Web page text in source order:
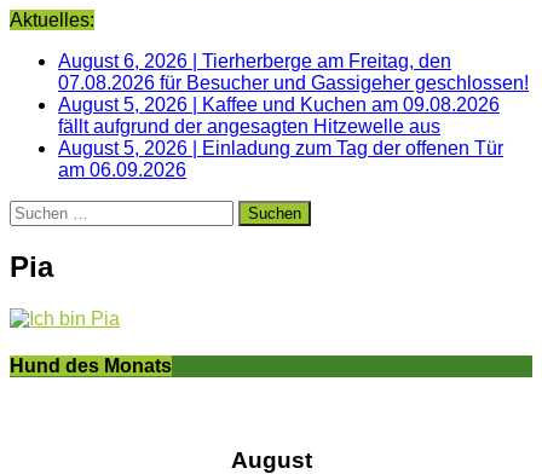
Aktuelles:
August 6, 2026
Tierherberge am Freitag, den
07.08.2026 für Besucher und Gassigeher geschlossen!
August 5, 2026
Kaffee und Kuchen am 09.08.2026
fällt aufgrund der angesagten Hitzewelle aus
August 5, 2026
Einladung zum Tag der offenen Tür
am 06.09.2026
Suchen
nach:
Pia
Hund des Monats
August